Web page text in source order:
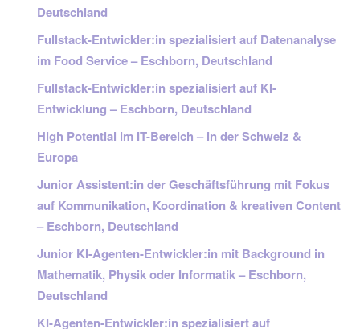
Deutschland
Fullstack-Entwickler:in spezialisiert auf Datenanalyse
im Food Service – Eschborn, Deutschland
Fullstack-Entwickler:in spezialisiert auf KI-
Entwicklung – Eschborn, Deutschland
High Potential im IT-Bereich – in der Schweiz &
Europa
Junior Assistent:in der Geschäftsführung mit Fokus
auf Kommunikation, Koordination & kreativen Content
– Eschborn, Deutschland
Junior KI-Agenten-Entwickler:in mit Background in
Mathematik, Physik oder Informatik – Eschborn,
Deutschland
KI-Agenten-Entwickler:in spezialisiert auf